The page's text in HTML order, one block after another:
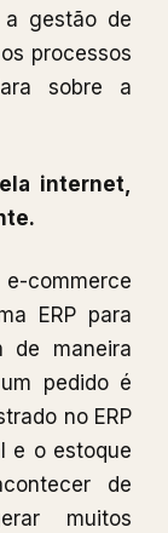
a gestão de
processos
sobre a
internet,
commerce
ERP para
de maneira
pedido é
no ERP
e o estoque
de
muitos